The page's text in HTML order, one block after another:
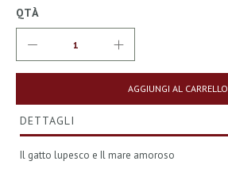
QTÀ
AGGIUNGI AL CARRELLO
DETTAGLI
Il gatto lupesco e Il mare amoroso